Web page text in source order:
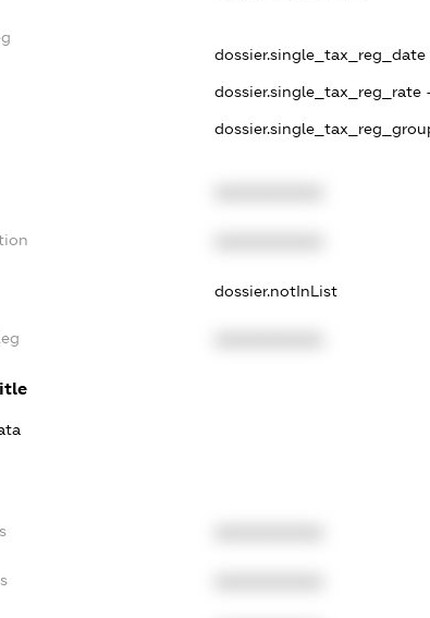
dossier.single_tax_reg_date -
dossier.single_tax_reg_rate
dossier.notInList